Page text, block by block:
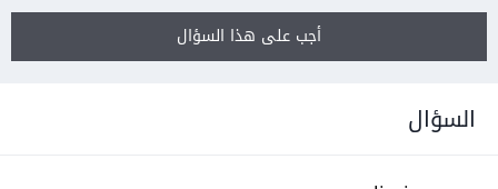
أجب على هذا السؤال
السؤال